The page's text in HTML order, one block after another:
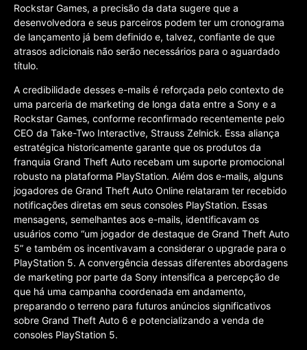
Rockstar Games, a precisão da data sugere que a
desenvolvedora e seus parceiros podem ter um cronograma
de lançamento já bem definido e, talvez, confiante de que
atrasos adicionais não serão necessários para o aguardado
título.
A credibilidade desses e-mails é reforçada pelo contexto de
uma parceria de marketing de longa data entre a Sony e a
Rockstar Games, conforme reconfirmado recentemente pelo
CEO da Take-Two Interactive, Strauss Zelnick. Essa aliança
estratégica historicamente garante que os produtos da
franquia Grand Theft Auto recebam um suporte promocional
robusto na plataforma PlayStation. Além dos e-mails, alguns
jogadores de Grand Theft Auto Online relataram ter recebido
notificações diretas em seus consoles PlayStation. Essas
mensagens, semelhantes aos e-mails, identificavam os
usuários como “um jogador de destaque de Grand Theft Auto
5” e também os incentivavam a considerar o upgrade para o
PlayStation 5. A convergência dessas diferentes abordagens
de marketing por parte da Sony intensifica a percepção de
que há uma campanha coordenada em andamento,
preparando o terreno para futuros anúncios significativos
sobre Grand Theft Auto 6 e potencializando a venda de
consoles PlayStation 5.